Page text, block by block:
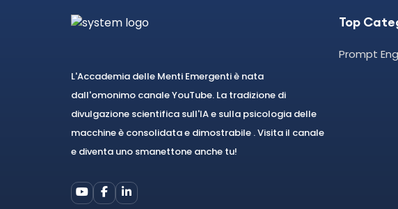
L'Accademia delle Menti Emergenti è nata
dall'omonimo canale YouTube. La tradizione di
divulgazione scientifica sull'IA e sulla psicologia delle
macchine è consolidata e dimostrabile . Visita il canale
e diventa uno smanettone anche tu!
Top
Prompt